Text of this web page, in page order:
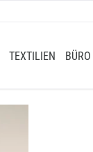
TEXTILIEN BÜRO